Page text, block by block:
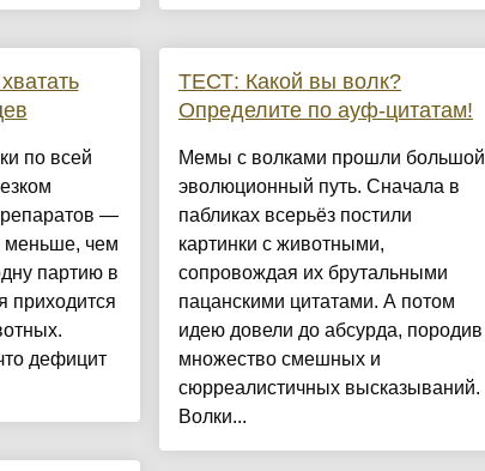
по всей
—
меньше, чем
партию в
приходится
дефицит
ТЕСТ: Какой вы волк?
Определите по ауф-цитатам!
Мемы с волками прошли большой
эволюционный путь. Сначала в
пабликах всерьёз постили
картинки с животными,
сопровождая их брутальными
пацанскими цитатами. А потом
идею довели до абсурда, породив
множество смешных и
сюрреалистичных высказываний.
Волки...